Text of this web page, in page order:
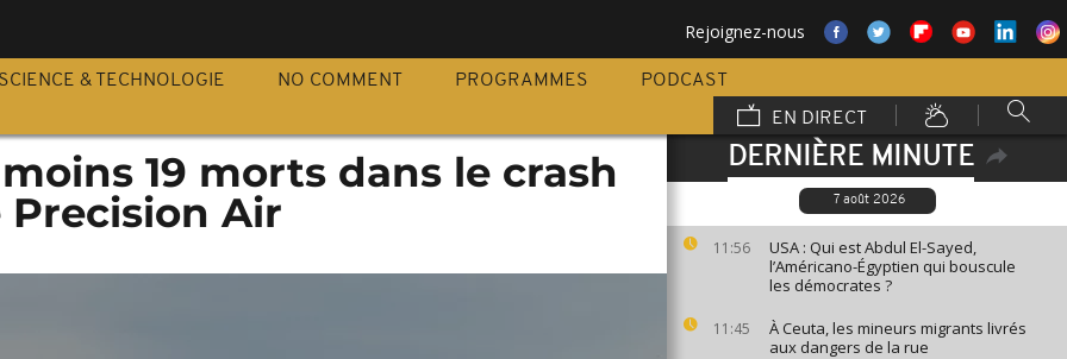
Rejoignez-nous
SCIENCE & TECHNOLOGIE NO COMMENT PROGRAMMES
PODCAST
EN DIRECT
DERNIÈRE MINUTE
7 août 2026
11:56
USA : Qui est Abdul El-Sayed,
l’Américano-Égyptien qui bouscule
les démocrates ?
11:45
À Ceuta, les mineurs migrants livrés
aux dangers de la rue
19 morts dans le crash
Air